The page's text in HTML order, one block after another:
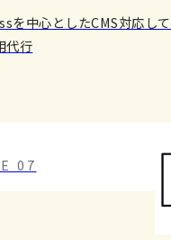
を中心としたCMS対応し
代行
07